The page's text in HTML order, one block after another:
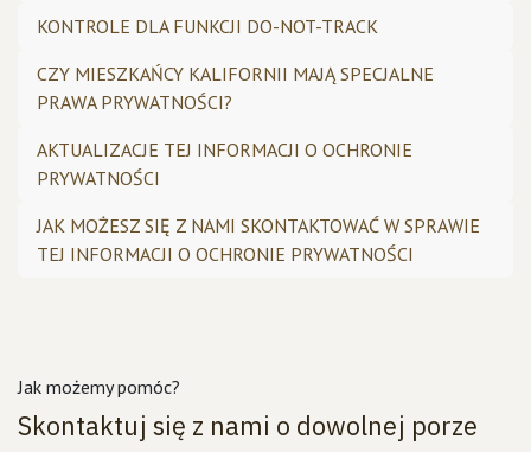
​KONTROLE DLA FUNKCJI DO-NOT-TRACK
​CZY MIESZKAŃCY KALIFORNII MAJĄ SPECJALNE
PRAWA PRYWATNOŚCI?
AKTUALIZACJE TEJ INFORMACJI O OCHRONIE
PRYWATNOŚCI​
​JAK MOŻESZ SIĘ Z NAMI SKONTAKTOWAĆ W SPRAWIE
TEJ INFORMACJI O OCHRONIE PRYWATNOŚCI
Jak możemy pomóc?
Skontaktuj się z nami o dowolnej porze